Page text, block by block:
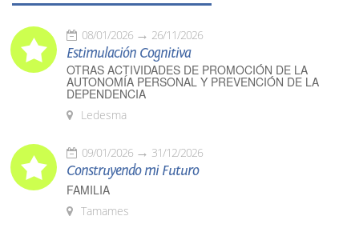
08/01/2026 26/11/2026
Estimulación Cognitiva
OTRAS ACTIVIDADES DE PROMOCIÓN DE LA
AUTONOMÍA PERSONAL Y PREVENCIÓN DE LA
DEPENDENCIA
Ledesma
09/01/2026 31/12/2026
Construyendo mi Futuro
FAMILIA
Tamames